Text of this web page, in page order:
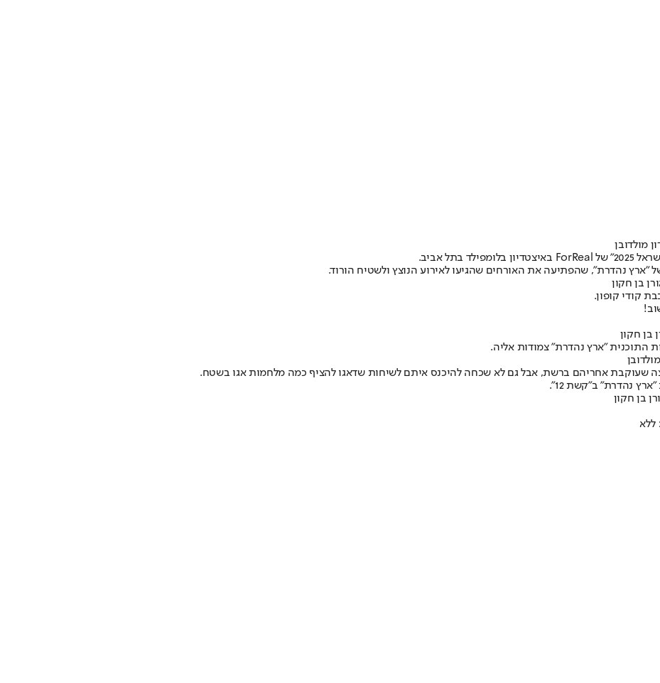
מולדובן
"ארץ נהדרת", שהפתיעה את האורחים שהגיעו לאירוע הנוצץ ולשטיח הורוד.
בן חקון
קודי קופון.
בן חקון
התוכנית "ארץ נהדרת" צמודות אליה.
שעוקבת אחריהם ברשת, אבל גם לא שכחה להיכנס איתם לשיחות שדאגו להציף כמה מלחמות אגו בשטח.
נהדרת" ב"קשת 12".
בן חקון